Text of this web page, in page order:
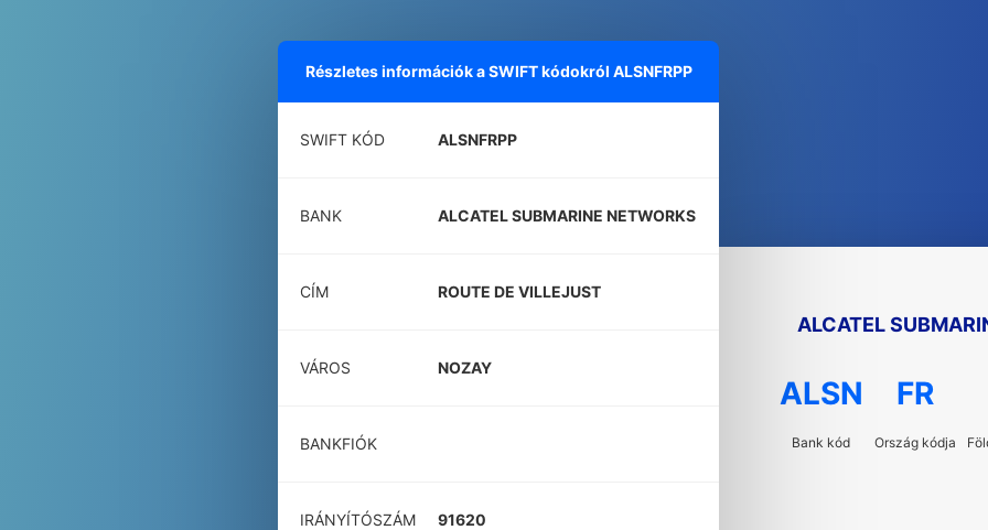
Részletes információk a SWIFT kódokról ALSNFRPP
SWIFT KÓD ALSNFRPP
BANK ALCATEL SUBMARINE NETWORKS
CÍM ROUTE DE VILLEJUST
VÁROS NOZAY
BANKFIÓK
IRÁNYÍTÓSZÁM 91620
ALCATEL
ALSN
Bank kód
FR
Ország kódja